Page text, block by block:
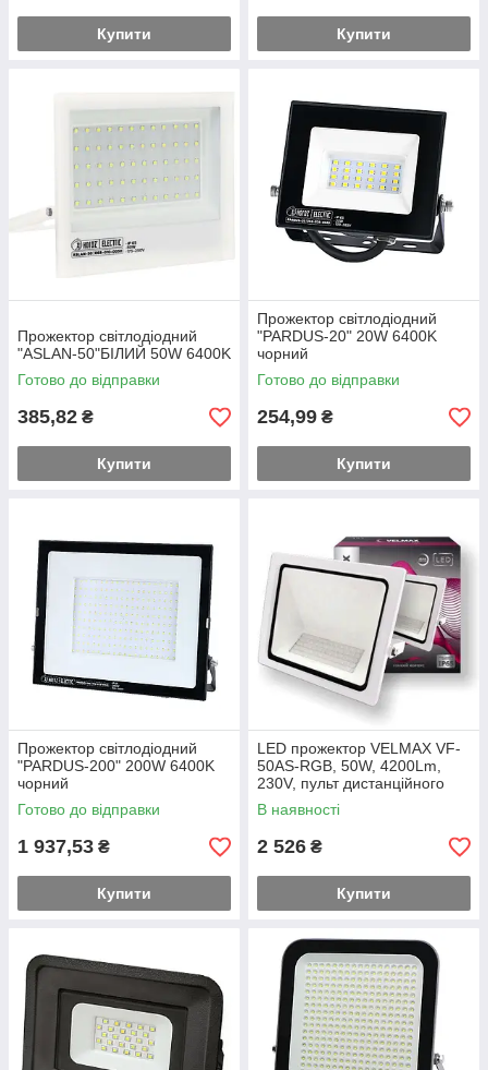
Купити Купити
Прожектор світлодіодний
"ASLAN-50"БІЛИЙ 50W 6400K
Готово до відправки
385,82 ₴
Купити
Прожектор світлодіодний
"PARDUS-20" 20W 6400K
чорний
Готово до відправки
254,99 ₴
Купити
Прожектор світлодіодний
"PARDUS-200" 200W 6400K
чорний
Готово до відправки
1 937,53 ₴
Купити
LED прожектор VELMAX VF-
50AS-RGB, 50W, 4200Lm,
230V, пульт дистанційного
керування
В наявності
2 526 ₴
Купити